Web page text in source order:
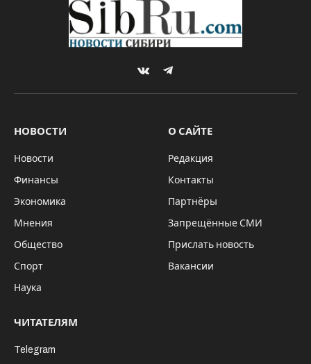
13.12.2024 НОВОСТИ
3 Mins Read
XXIII встреча участников Авиационного
пресс-клуба, объединяющего
аэрокосмической промышленности, и